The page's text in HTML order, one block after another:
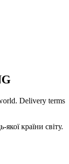
Delivery terms
країни світу.